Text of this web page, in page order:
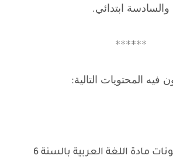
والسادسة ابتدائي.
******
فيه المحتويات التالية:
الغلاف الزمني لمكونات مادة اللغة العربية بالسنة 6